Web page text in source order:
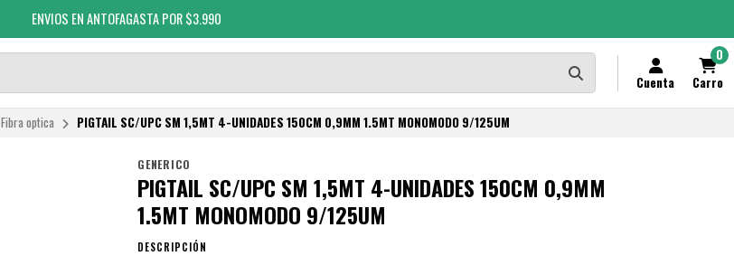
ENVIOS EN ANTOFAGASTA POR $3.990
Cuenta
0
Carro
Fibra optica PIGTAIL SC/UPC SM 1,5MT 4-UNIDADES 150CM 0,9MM 1.5MT MONOMODO 9/125UM
GENERICO
PIGTAIL SC/UPC SM 1,5MT 4-UNIDADES 150CM 0,9MM
1.5MT MONOMODO 9/125UM
DESCRIPCIÓN